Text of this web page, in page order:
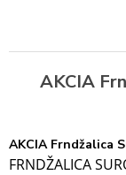
AKCIA
AKCIA Frndžalica
FRNDŽALICA